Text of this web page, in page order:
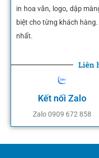
in hoa văn, logo, dập
biệt cho từng khách
nhất.
Liên
Kết nối Zalo
Zalo 0909 672 858